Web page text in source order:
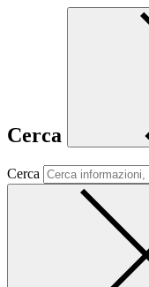
Cerca
Cerca